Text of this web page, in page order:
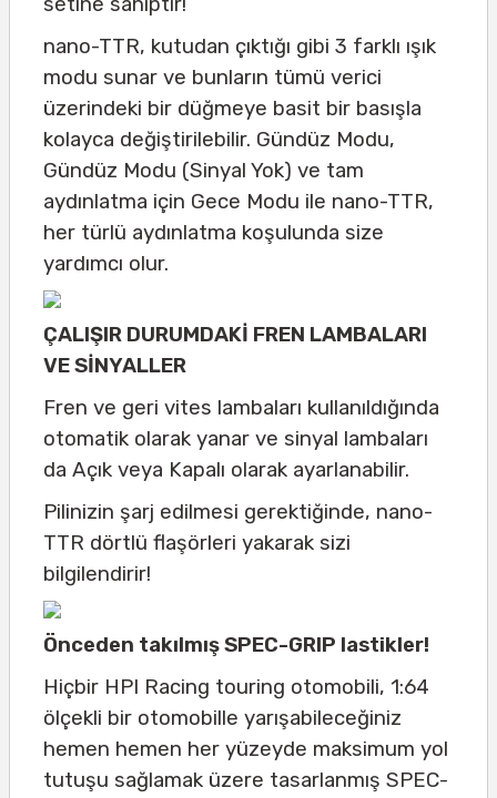
nano-TTR, kutudan çıktığı gibi 3 farklı ışık
modu sunar ve bunların tümü verici
üzerindeki bir düğmeye basit bir basışla
kolayca değiştirilebilir. Gündüz Modu,
Gündüz Modu (Sinyal Yok) ve tam
aydınlatma için Gece Modu ile nano-TTR,
her türlü aydınlatma koşulunda size
yardımcı olur.
ÇALIŞIR DURUMDAKİ FREN LAMBALARI
VE SİNYALLER
Fren ve geri vites lambaları kullanıldığında
otomatik olarak yanar ve sinyal lambaları
da Açık veya Kapalı olarak ayarlanabilir.
Pilinizin şarj edilmesi gerektiğinde, nano-
TTR dörtlü flaşörleri yakarak sizi
bilgilendirir!
Önceden takılmış SPEC-GRIP lastikler!
Hiçbir HPI Racing touring otomobili, 1:64
ölçekli bir otomobille yarışabileceğiniz
hemen hemen her yüzeyde maksimum yol
tutuşu sağlamak üzere tasarlanmış SPEC-